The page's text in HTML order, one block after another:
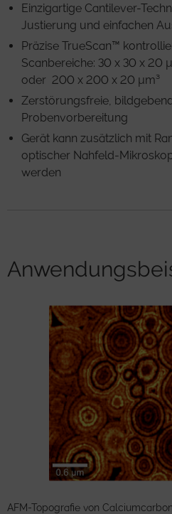
Einzigartige Cantilever-
Justierung und einfachen
Präzise TrueScan™
Scanbereiche: 30 x 30 x 20
oder 200 x 200 x 20 µm³
Zerstörungsfreie,
Probenvorbereitung
Gerät kann zusätzlich mit
optischer Nahfeld-
werden
AFM-Topografie von